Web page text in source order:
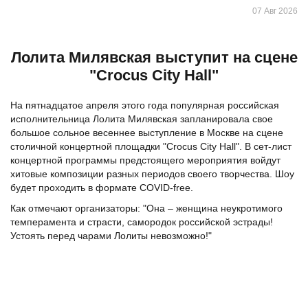
07 Авг 2026
Лолита Милявская выступит на сцене
"Crocus City Hall"
На пятнадцатое апреля этого года популярная российская
исполнительница Лолита Милявская запланировала свое
большое сольное весеннее выступление в Москве на сцене
столичной концертной площадки "Crocus City Hall". В сет-лист
концертной программы предстоящего мероприятия войдут
хитовые композиции разных периодов своего творчества. Шоу
будет проходить в формате COVID-free.
Как отмечают организаторы: "Она – женщина неукротимого
темперамента и страсти, самородок российской эстрады!
Устоять перед чарами Лолиты невозможно!"